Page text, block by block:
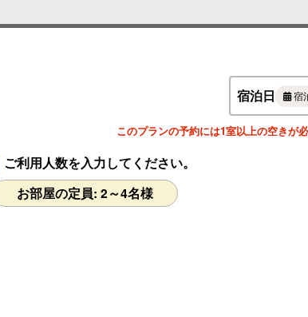
伊勢えび丸ごと一尾【伊勢えび料理３品
※「まとめてお出
・天草黒牛の朴
・日本最大級の
【アレンジプラ
天草に来たなら
お造り盛合せ（
宿泊日 宿
このプランの予約には1室以上の空きが
ご利用人数を入力してください。
お部屋の定員: 2～4名様